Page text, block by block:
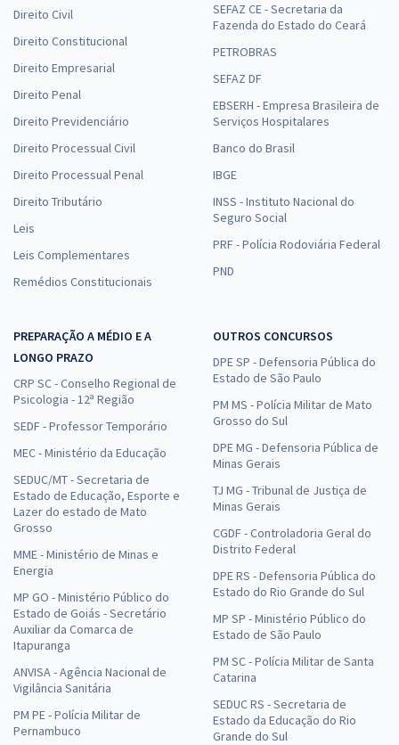
Direito Civil
Direito Constitucional
Direito Empresarial
Direito Penal
Direito Previdenciário
Direito Processual Civil
Direito Processual Penal
Direito Tributário
Leis
Leis Complementares
Remédios Constitucionais
SEFAZ CE - Secretaria da
Fazenda do Estado do Ceará
PETROBRAS
SEFAZ DF
EBSERH - Empresa Brasileira de
Serviços Hospitalares
Banco do Brasil
IBGE
INSS - Instituto Nacional do
Seguro Social
PRF - Polícia Rodoviária Federal
PND
PREPARAÇÃO A MÉDIO E A
LONGO PRAZO
CRP SC - Conselho Regional de
Psicologia - 12ª Região
SEDF - Professor Temporário
MEC - Ministério da Educação
SEDUC/MT - Secretaria de
Estado de Educação, Esporte e
Lazer do estado de Mato
Grosso
MME - Ministério de Minas e
Energia
MP GO - Ministério Público do
Estado de Goiás - Secretário
Auxiliar da Comarca de
Itapuranga
ANVISA - Agência Nacional de
Vigilância Sanitária
PM PE - Polícia Militar de
Pernambuco
OUTROS CONCURSOS
DPE SP - Defensoria Pública do
Estado de São Paulo
PM MS - Polícia Militar de Mato
Grosso do Sul
DPE MG - Defensoria Pública de
Minas Gerais
TJ MG - Tribunal de Justiça de
Minas Gerais
CGDF - Controladoria Geral do
Distrito Federal
DPE RS - Defensoria Pública do
Estado do Rio Grande do Sul
MP SP - Ministério Público do
Estado de São Paulo
PM SC - Polícia Militar de Santa
Catarina
SEDUC RS - Secretaria de
Estado da Educação do Rio
Grande do Sul